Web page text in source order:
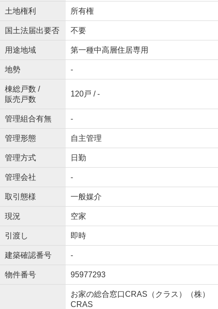
土地権利 所有権
国土法届出要否 不要
用途地域 第一種中高層住居専用
地勢 -
棟総戸数 /
販売戸数
120戸 / -
管理組合有無 -
管理形態 自主管理
管理方式 日勤
管理会社 -
取引態様 一般媒介
現況 空家
引渡し 即時
建築確認番号 -
物件番号 95977293
お家の総合窓口CRAS（クラス）（株）
CRAS